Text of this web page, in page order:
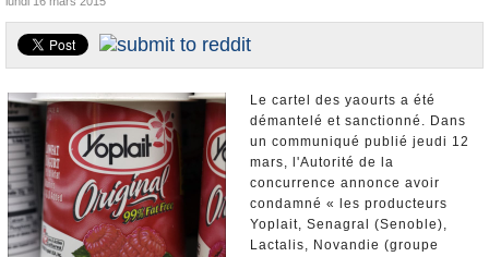
La France et le Monde
Nominations et Démissions
Elections européennes
Infos insolites
Le cartel des yaourts a été
démantelé et sanctionné. Dans
un communiqué publié jeudi 12
mars, l'Autorité de la
concurrence annonce avoir
condamné « les producteurs
Yoplait, Senagral (Senoble),
Lactalis, Novandie (groupe